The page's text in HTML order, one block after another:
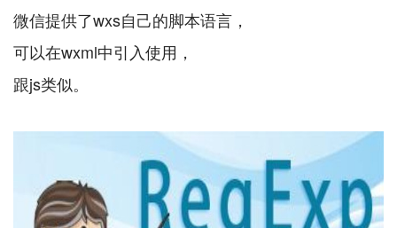
微信提供了wxs自己的脚本语言，
可以在wxml中引入使用，
跟js类似。